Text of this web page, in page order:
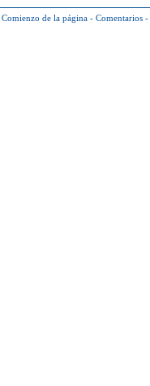
Comienzo de la página - Comentarios -